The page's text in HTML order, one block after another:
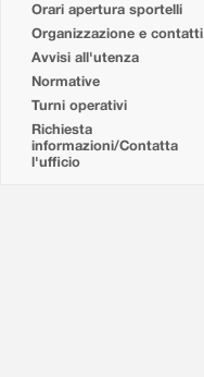
Orari apertura sportelli
Organizzazione e contatti
Avvisi all'utenza
Normative
Turni operativi
Richiesta
informazioni/Contatta
l'ufficio